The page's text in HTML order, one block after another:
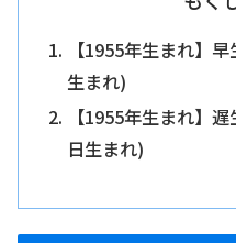
【1955年生まれ】
生まれ)
【1955年生まれ】
日生まれ)